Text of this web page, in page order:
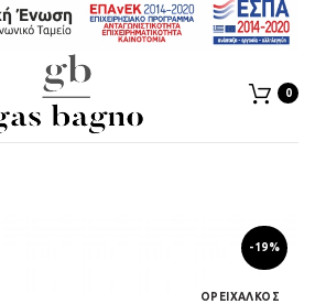
0
-19%
ΟΡΕΙΧΑΛΚΟΣ